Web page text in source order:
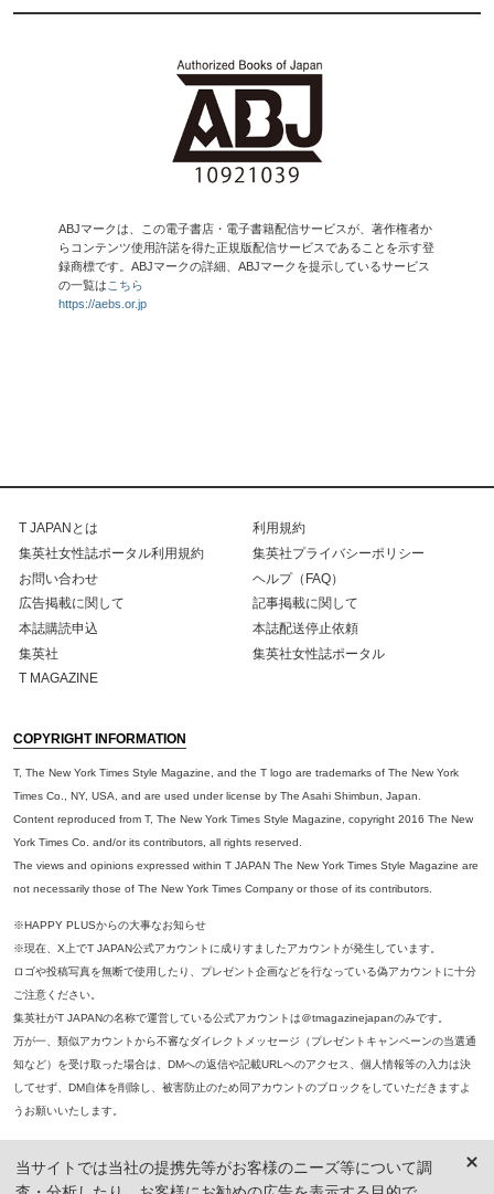
ABJマークは、この電子書店・電子書籍配信サービスが、著作権者か
らコンテンツ使用許諾を得た正規版配信サービスであることを示す登
録商標です。ABJマークの詳細、ABJマークを提示しているサービス
の一覧は こちら
https://aebs.or.jp
T JAPANとは
利用規約
集英社女性誌ポータル利用規約
集英社プライバシーポリシー
お問い合わせ
ヘルプ（FAQ）
広告掲載に関して
記事掲載に関して
本誌購読申込
本誌配送停止依頼
集英社
集英社女性誌ポータル
T MAGAZINE
COPYRIGHT INFORMATION
T, The New York Times Style Magazine, and the T logo are trademarks of The New York
Times Co., NY, USA, and are used under license by The Asahi Shimbun, Japan.
Content reproduced from T, The New York Times Style Magazine, copyright 2016 The New
York Times Co. and/or its contributors, all rights reserved.
The views and opinions expressed within T JAPAN The New York Times Style Magazine are
not necessarily those of The New York Times Company or those of its contributors.
※HAPPY PLUSからの大事なお知らせ
※現在、X上でT JAPAN公式アカウントに成りすましたアカウントが発生しています。
ロゴや投稿写真を無断で使用したり、プレゼント企画などを行なっている偽アカウントに十分
ご注意ください。
集英社がT JAPANの名称で運営している公式アカウントは＠tmagazinejapanのみです。
万が一、類似アカウントから不審なダイレクトメッセージ（プレゼントキャンペーンの当選通
知など）を受け取った場合は、DMへの返信や記載URLへのアクセス、個人情報等の入力は決
してせず、DM自体を削除し、被害防止のため同アカウントのブロックをしていただきますよ
うお願いいたします。
※ 掲載商品の価格は、特に記載がないかぎり、「税込価格」で表示しています。ただし、2021年3月18日以前に公開し
た記事については「本体価格（税抜）」での表示となり、 掲載価格には消費税が含まれておりませんのでご注意くだ
当サイトでは当社の提携先等がお客様のニーズ等について調